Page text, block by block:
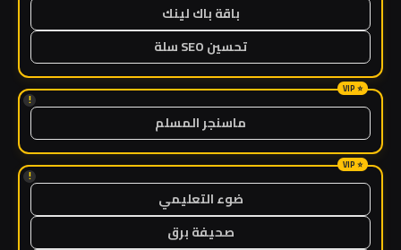
باقة باك لينك
تحسين SEO سلة
!
ماسنجر المسلم
!
ضوء التعليمي
صحيفة برق